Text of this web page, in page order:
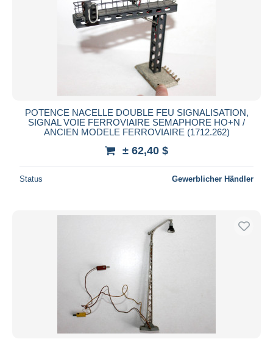
POTENCE NACELLE DOUBLE FEU SIGNALISATION,
SIGNAL VOIE FERROVIAIRE SEMAPHORE HO+N /
ANCIEN MODELE FERROVIAIRE (1712.262)
± 62,40 $
Status Gewerblicher Händler